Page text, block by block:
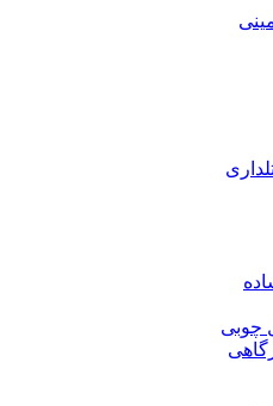
چوبی